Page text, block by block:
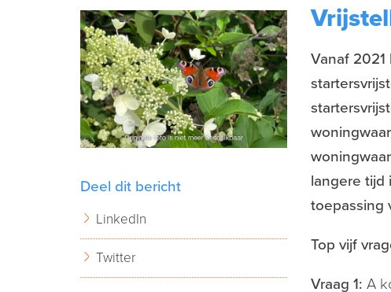
Vanaf
langere tijd
toepassing
Top vijf
Vraag 1: A
Deel dit bericht
LinkedIn
Twitter